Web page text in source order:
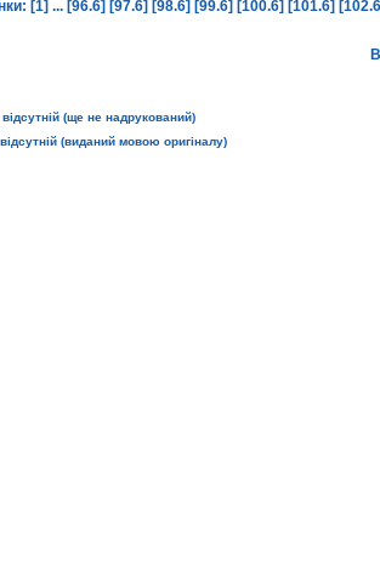
[1] ...[96.6] [97.6] [98.6] [99.6] [100.6] [101.6]
(ще не надрукований)
(виданий мовою оригіналу)